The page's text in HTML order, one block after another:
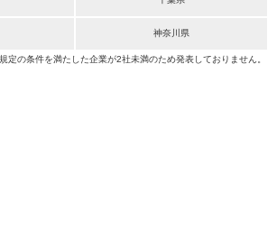
神奈川県
定の条件を満たした企業が2社未満のため発表しておりません。